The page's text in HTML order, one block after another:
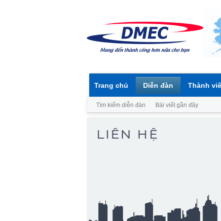
Trang chủ Diễn đàn
Tìm kiếm diễn đàn Bài viết gần đây
Thành